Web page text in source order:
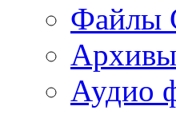
Файлы
Архивы
Аудио